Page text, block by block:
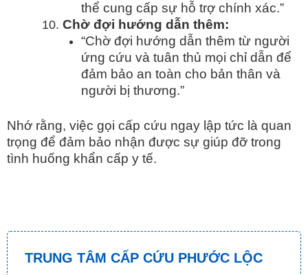
thể cung cấp sự hỗ trợ chính xác.”
Chờ đợi hướng dẫn thêm:
“Chờ đợi hướng dẫn thêm từ người
ứng cứu và tuân thủ mọi chỉ dẫn để
đảm bảo an toàn cho bản thân và
người bị thương.”
Nhớ rằng, việc gọi cấp cứu ngay lập tức là quan
trọng để đảm bảo nhận được sự giúp đỡ trong
tình huống khẩn cấp y tế.
TRUNG TÂM CẤP CỨU PHƯỚC LỘC